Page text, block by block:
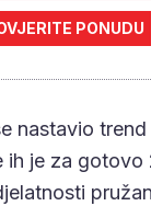
PONUDU
nastavio
ih je za gotovo